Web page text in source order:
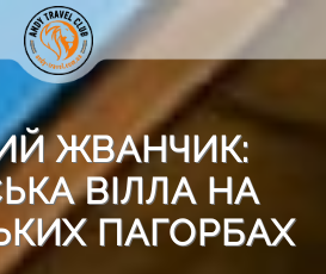
ЖВАНЧИК:
ВІЛЛА НА
ПАГОРБАХ